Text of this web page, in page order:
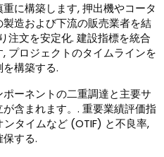
に構築します, 押出機やコータ
造および下流の販売業者を結
注文を安定化. 建設指標を統合
プロジェクトのタイムラインを
構築する.
ーネントの二重調達と主要サ
含まれます。. 重要業績評価指
タイムなど (OTIF) と不良率,
する.